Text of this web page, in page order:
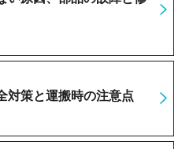
対策と運搬時の注意点